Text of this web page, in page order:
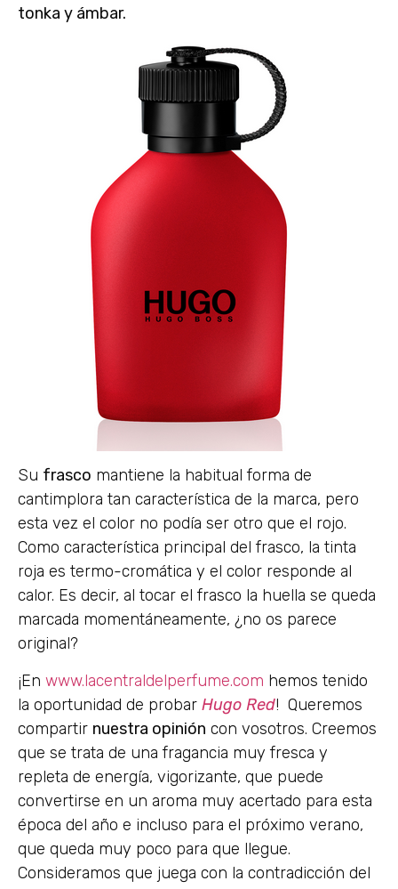
tonka y ámbar.
Su frasco mantiene la habitual forma de
cantimplora tan característica de la marca, pero
esta vez el color no podía ser otro que el rojo.
Como característica principal del frasco, la tinta
roja es termo-cromática y el color responde al
calor. Es decir, al tocar el frasco la huella se queda
marcada momentáneamente, ¿no os parece
original?
¡En www.lacentraldelperfume.com hemos tenido
la oportunidad de probar Hugo Red! Queremos
compartir nuestra opinión con vosotros. Creemos
que se trata de una fragancia muy fresca y
repleta de energía, vigorizante, que puede
convertirse en un aroma muy acertado para esta
época del año e incluso para el próximo verano,
que queda muy poco para que llegue.
Consideramos que juega con la contradicción del